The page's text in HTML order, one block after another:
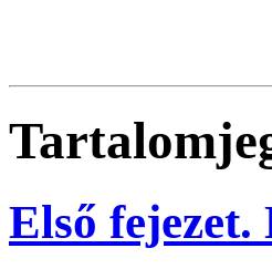
Első fejezet.